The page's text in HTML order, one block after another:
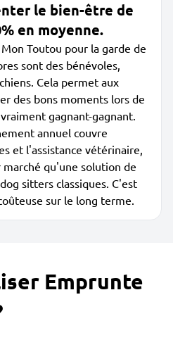
le bien-être de
en moyenne.
Toutou pour la garde de
sont des bénévoles,
Cela permet aux
des bons moments lors de
gagnant-gagnant.
annuel couvre
et l'assistance vétérinaire,
qu'une solution de
sitters classiques. C'est
sur le long terme.
Emprunte